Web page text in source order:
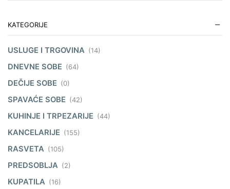
KATEGORIJE
USLUGE I TRGOVINA (14)
DNEVNE SOBE (64)
DEČIJE SOBE (0)
SPAVAĆE SOBE (42)
KUHINJE I TRPEZARIJE (44)
KANCELARIJE (155)
RASVETA (105)
PREDSOBLJA (2)
KUPATILA (16)